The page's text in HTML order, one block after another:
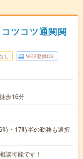
ツコツ通関関
し WEB登録OK
歩16分
・17時半の勤務も選択
談可能です！